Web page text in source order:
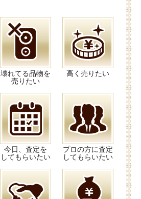
壊れてる品物を
売りたい
高く売りたい
今日、査定を
してもらいたい
プロの方に査定
してもらいたい